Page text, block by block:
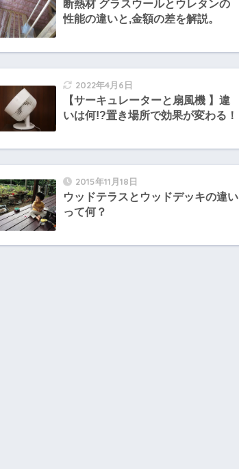
断熱材 グラスウールとウレタンの
性能の違いと,金額の差を解説。
2022年4月6日
【サーキュレーターと扇風機 】違
いは何!?置き場所で効果が変わる！
2015年11月18日
ウッドテラスとウッドデッキの違い
って何？